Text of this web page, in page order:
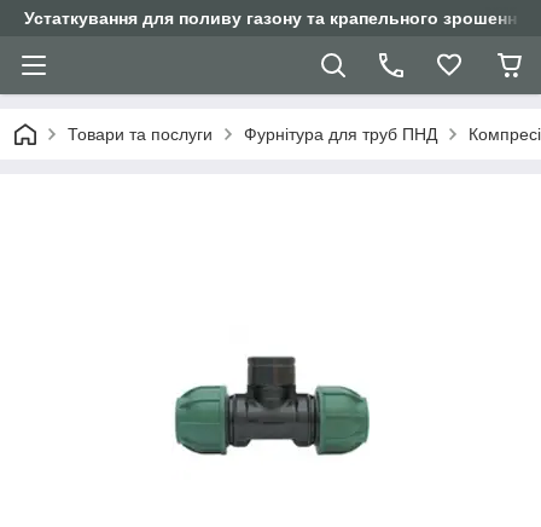
Устаткування для поливу газону та крапельного зрошення
Товари та послуги Фурнітура для труб ПНД